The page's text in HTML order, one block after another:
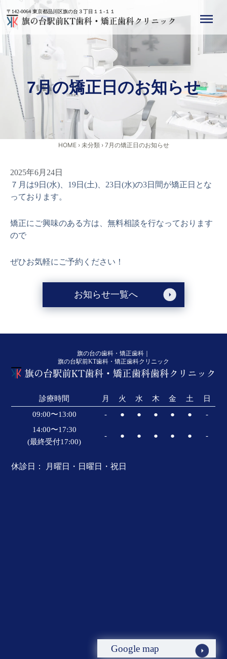
容
キ
〒142-0064 東京都品川区旗の台３丁目１１-１１
7月の矯正日のお知らせ
HOME › 未分類 ›7月の矯正日のお知らせ
2025年6月24日
７月は9日(水)、19日(土)、23日(水)の3日間が矯正日とな
っております。
矯正にご興味のある方は、無料相談を行なっております
ので
ぜひお気軽にご予約ください！
お知らせ一覧へ
旗の台の歯科・矯正歯科｜
旗の台駅前KT歯科・矯正歯科クリニック
診療時間 月 火 水 木 金 土
日
09:00〜13:00
- ● ● ● ● ●
-
14:00〜17:30
(最終受付17:00)
- ● ● ● ● ● -
休診日： 月曜日・日曜日・祝日
Google map